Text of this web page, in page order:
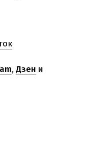
,Дзен и